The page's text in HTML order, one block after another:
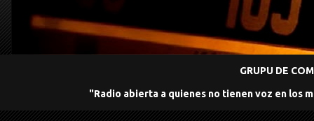
GRUPU DE
"Radio abierta a quienes no tienen voz en los